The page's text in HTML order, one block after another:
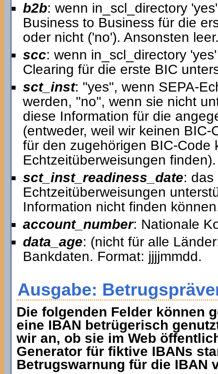
b2b: wenn in_scl_directory
Business to Business für die
oder nicht ('no'). Ansonsten
scc: wenn in_scl_directory
Clearing für die erste BIC
sct_inst: "yes", wenn SEPA-
werden, "no", wenn sie nicht
diese Information für die
(entweder, weil wir keinen
für den zugehörigen BIC-Code
Echtzeitüberweisungen finden).
sct_inst_readiness_date: das
Echtzeitüberweisungen
Information nicht finden
account_number: Nationale
data_age: (nicht für alle
Bankdaten. Format: jjjjmmdd.
Ausgabe:
Die folgenden Felder können
eine IBAN betrügerisch
wir an, ob sie im Web
Generator für fiktive IBANs
Betrugswarnung für die IBAN